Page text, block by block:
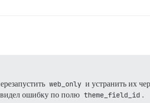
web_only и устранить их
ошибку по полю theme_field_id .